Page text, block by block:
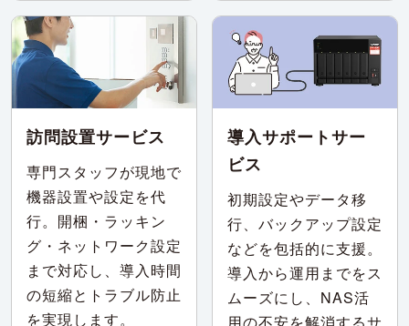
訪問設置サービス
専門スタッフが現地で
機器設置や設定を代
行。開梱・ラッキン
グ・ネットワーク設定
まで対応し、導入時間
の短縮とトラブル防止
を実現します。
導入サポートサー
ビス
初期設定やデータ移
行、バックアップ設定
などを包括的に支援。
導入から運用までをス
ムーズにし、NAS活